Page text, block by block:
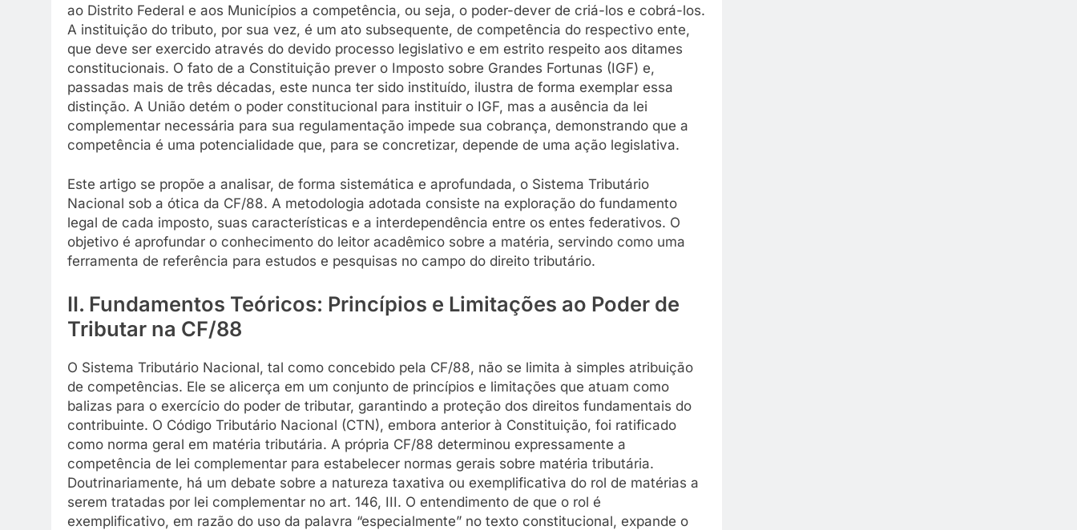
ao Distrito Federal e aos Municípios a competência, ou seja, o poder-dever de criá-los e cobrá-los.
A instituição do tributo, por sua vez, é um ato subsequente, de competência do respectivo ente,
que deve ser exercido através do devido processo legislativo e em estrito respeito aos ditames
constitucionais. O fato de a Constituição prever o Imposto sobre Grandes Fortunas (IGF) e,
passadas mais de três décadas, este nunca ter sido instituído, ilustra de forma exemplar essa
distinção. A União detém o poder constitucional para instituir o IGF, mas a ausência da lei
complementar necessária para sua regulamentação impede sua cobrança, demonstrando que a
competência é uma potencialidade que, para se concretizar, depende de uma ação legislativa.
Este artigo se propõe a analisar, de forma sistemática e aprofundada, o Sistema Tributário
Nacional sob a ótica da CF/88. A metodologia adotada consiste na exploração do fundamento
legal de cada imposto, suas características e a interdependência entre os entes federativos. O
objetivo é aprofundar o conhecimento do leitor acadêmico sobre a matéria, servindo como uma
ferramenta de referência para estudos e pesquisas no campo do direito tributário.
II. Fundamentos Teóricos: Princípios e Limitações ao Poder de
Tributar na CF/88
O Sistema Tributário Nacional, tal como concebido pela CF/88, não se limita à simples atribuição
de competências. Ele se alicerça em um conjunto de princípios e limitações que atuam como
balizas para o exercício do poder de tributar, garantindo a proteção dos direitos fundamentais do
contribuinte. O Código Tributário Nacional (CTN), embora anterior à Constituição, foi ratificado
como norma geral em matéria tributária. A própria CF/88 determinou expressamente a
competência de lei complementar para estabelecer normas gerais sobre matéria tributária.
Doutrinariamente, há um debate sobre a natureza taxativa ou exemplificativa do rol de matérias a
serem tratadas por lei complementar no art. 146, III. O entendimento de que o rol é
exemplificativo, em razão do uso da palavra “especialmente” no texto constitucional, expande o